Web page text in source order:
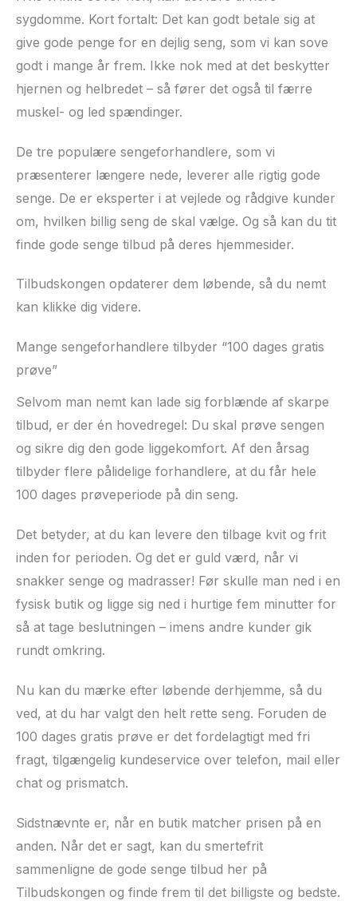
sygdomme. Kort fortalt: Det kan godt betale sig at
give gode penge for en dejlig seng, som vi kan sove
godt i mange år frem. Ikke nok med at det beskytter
hjernen og helbredet – så fører det også til færre
muskel- og led spændinger.
De tre populære sengeforhandlere, som vi
præsenterer længere nede, leverer alle rigtig gode
senge. De er eksperter i at vejlede og rådgive kunder
om, hvilken billig seng de skal vælge. Og så kan du tit
finde gode senge tilbud på deres hjemmesider.
Tilbudskongen opdaterer dem løbende, så du nemt
kan klikke dig videre.
Mange sengeforhandlere tilbyder “100 dages gratis
prøve”
Selvom man nemt kan lade sig forblænde af skarpe
tilbud, er der én hovedregel: Du skal prøve sengen
og sikre dig den gode liggekomfort. Af den årsag
tilbyder flere pålidelige forhandlere, at du får hele
100 dages prøveperiode på din seng.
Det betyder, at du kan levere den tilbage kvit og frit
inden for perioden. Og det er guld værd, når vi
snakker senge og madrasser! Før skulle man ned i en
fysisk butik og ligge sig ned i hurtige fem minutter for
så at tage beslutningen – imens andre kunder gik
rundt omkring.
Nu kan du mærke efter løbende derhjemme, så du
ved, at du har valgt den helt rette seng. Foruden de
100 dages gratis prøve er det fordelagtigt med fri
fragt, tilgængelig kundeservice over telefon, mail eller
chat og prismatch.
Sidstnævnte er, når en butik matcher prisen på en
anden. Når det er sagt, kan du smertefrit
sammenligne de gode senge tilbud her på
Tilbudskongen og finde frem til det billigste og bedste.